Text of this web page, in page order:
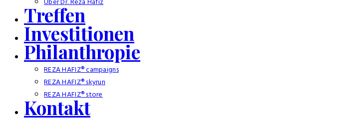
Treffen
Investitionen
Philanthropie
REZA HAFIZ® campaigns
REZA HAFIZ® skyrun
REZA HAFIZ® store
Kontakt